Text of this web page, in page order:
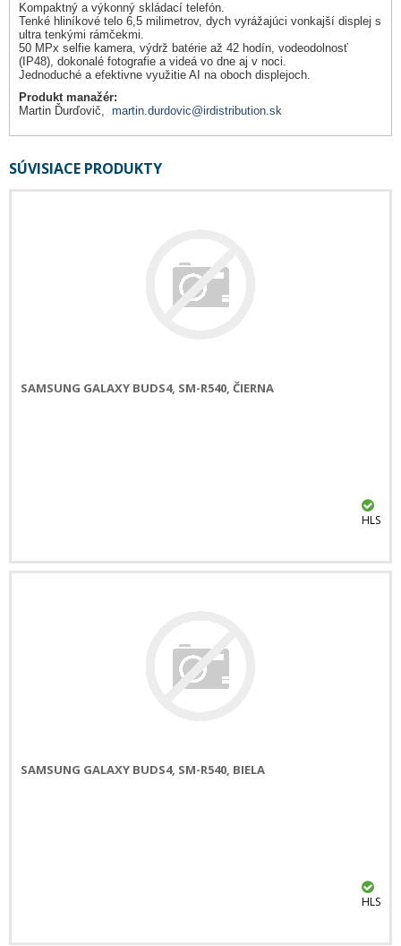
Kompaktný a výkonný skládací telefón.
Tenké hliníkové telo 6,5 milimetrov, dych vyrážajúci vonkajší displej s
ultra tenkými rámčekmi.
50 MPx selfie kamera, výdrž batérie až 42 hodín, vodeodolnosť
(IP48), dokonalé fotografie a videá vo dne aj v noci.
Jednoduché a efektivne využitie AI na oboch displejoch.
Produkt manažér:
Martin Ďurďovič, martin.durdovic@irdistribution.sk
SÚVISIACE PRODUKTY
SAMSUNG GALAXY BUDS4, SM-R540, ČIERNA
HLS
SAMSUNG GALAXY BUDS4, SM-R540, BIELA
HLS